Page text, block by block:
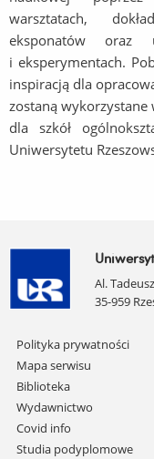
warsztatach,
eksponatów oraz
i eksperymentach.
inspiracją dla
zostaną
dla szkół
Uniwersytetu
Al.
35-959
Pomiń
nawigację
i
przejdź
do
treści
Polityka prywatności
Mapa serwisu
Biblioteka
Wydawnictwo
Covid info
Studia podyplomowe